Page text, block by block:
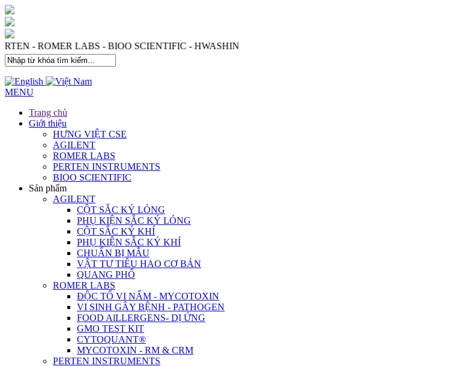
- PERTEN - ROMER LABS - BIOO SCIENTIFIC - HWASHIN
MENU
Trang chủ
Giới thiệu
HƯNG VIỆT CSE
AGILENT
ROMER LABS
PERTEN INSTRUMENTS
BIOO SCIENTIFIC
Sản phẩm
AGILENT
CỘT SẮC KÝ LỎNG
PHỤ KIỆN SẮC KÝ LỎNG
CỘT SẮC KÝ KHÍ
PHỤ KIỆN SẮC KÝ KHÍ
CHUẨN BỊ MẪU
VẬT TƯ TIÊU HAO CƠ BẢN
QUANG PHỔ
ROMER LABS
ĐỘC TỐ VI NẤM - MYCOTOXIN
VI SINH GÂY BỆNH - PATHOGEN
FOOD AlLLERGENS- DỊ ỨNG
GMO TEST KIT
CYTOQUANT®
MYCOTOXIN - RM & CRM
PERTEN INSTRUMENTS